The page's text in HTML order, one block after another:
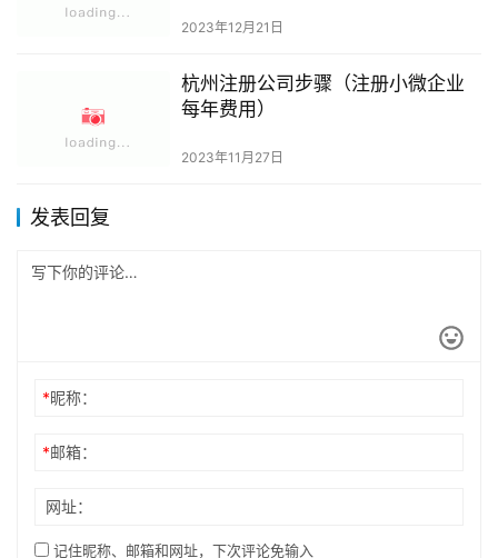
2023年12月21日
杭州注册公司步骤（注册小微企业
每年费用）
2023年11月27日
发表回复
*昵称：
*邮箱：
网址：
记住昵称、邮箱和网址，下次评论免输入